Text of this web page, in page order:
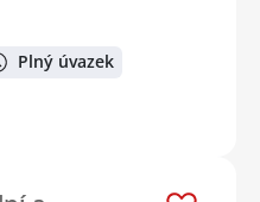
Plný úvazek